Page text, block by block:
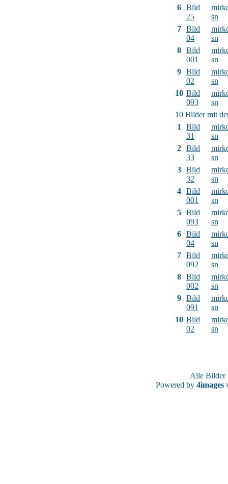
6 Bild
25
sn
7 Bild
04
sn
8 Bild
001
sn
9 Bild
02
sn
10 Bild
093
sn
10 Bilder mit
1
Bild
31
sn
2 Bild
33
sn
3 Bild
32
sn
4 Bild
001
sn
5 Bild
093
sn
6 Bild
04
sn
7 Bild
092
sn
8 Bild
002
sn
9 Bild
091
sn
10 Bild
02
sn
Alle
Powered by 4images